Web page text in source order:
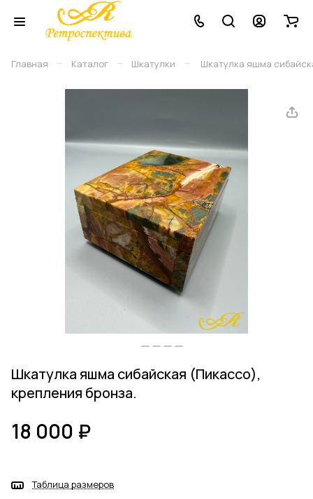
Главная – Каталог – Шкатулки – Шкатулка яшма
Шкатулка яшма сибайская (Пикассо),
крепления бронза.
18 000 ₽
Таблица размеров